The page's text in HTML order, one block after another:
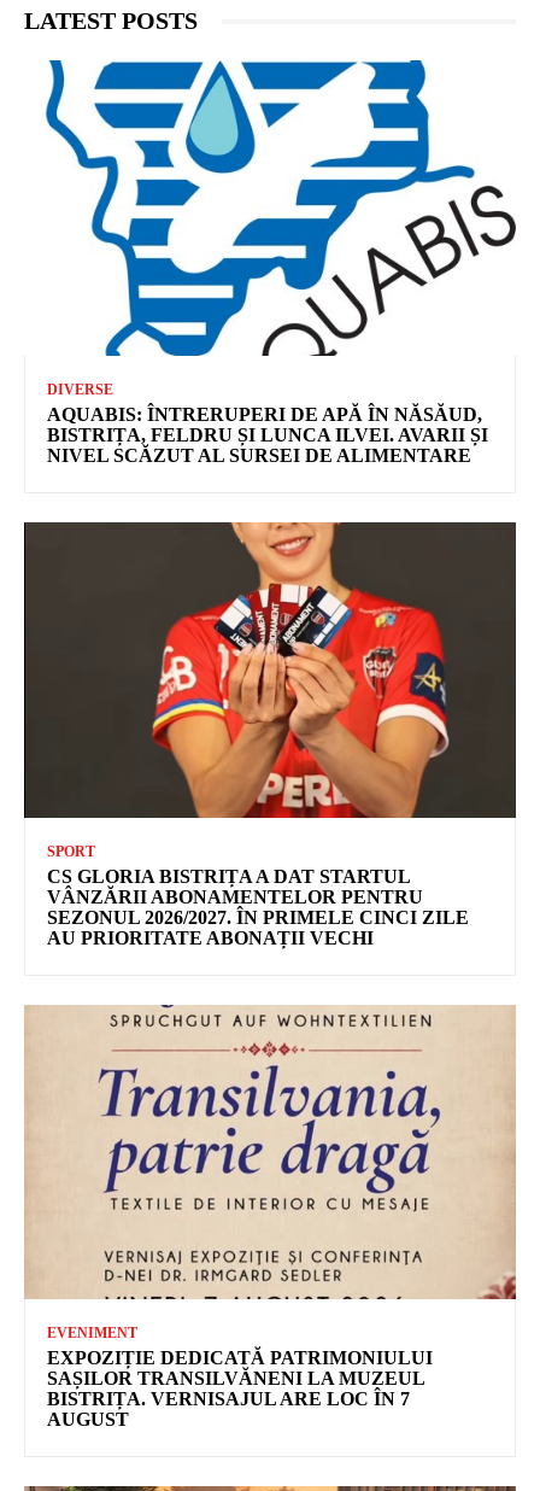
LATEST POSTS
DIVERSE
AQUABIS: ÎNTRERUPERI DE APĂ ÎN NĂSĂUD,
BISTRIȚA, FELDRU ȘI LUNCA ILVEI. AVARII ȘI
NIVEL SCĂZUT AL SURSEI DE ALIMENTARE
SPORT
CS GLORIA BISTRIȚA A DAT STARTUL
VÂNZĂRII ABONAMENTELOR PENTRU
SEZONUL 2026/2027. ÎN PRIMELE CINCI ZILE
AU PRIORITATE ABONAȚII VECHI
EVENIMENT
EXPOZIȚIE DEDICATĂ PATRIMONIULUI
SAȘILOR TRANSILVĂNENI LA MUZEUL
BISTRIȚA. VERNISAJUL ARE LOC ÎN 7
AUGUST